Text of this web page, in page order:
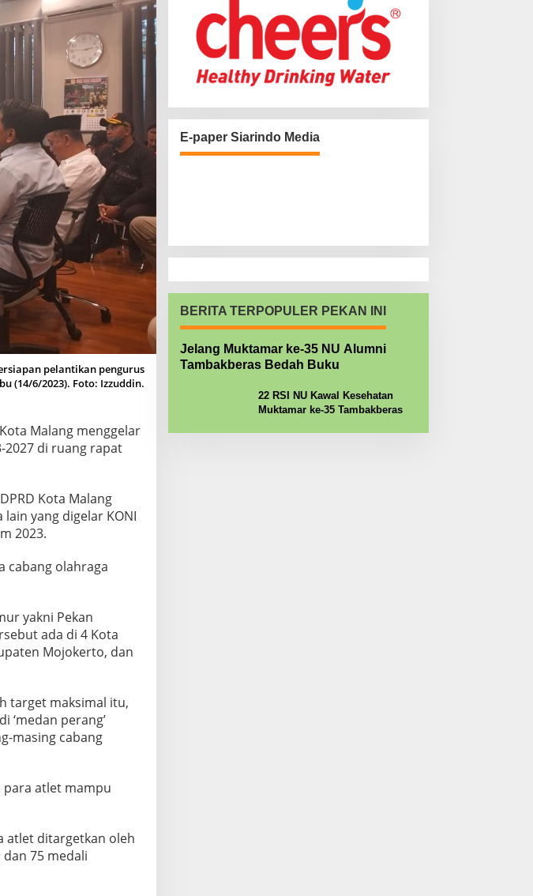
pelantikan pengurus
(14/6/2023). Foto: Izzuddin.
Malang menggelar
2027 di ruang rapat
Kota Malang
lain yang digelar KONI
2023.
cabang olahraga
yakni Pekan
ada di 4 Kota
Mojokerto, dan
target maksimal itu,
‘medan perang’
masing cabang
para atlet mampu
atlet ditargetkan oleh
75 medali
E-paper Siarindo Media
BERITA TERPOPULER PEKAN INI
Jelang Muktamar ke-35 NU Alumni
Tambakberas Bedah Buku
22 RSI NU Kawal Kesehatan
Muktamar ke-35 Tambakberas